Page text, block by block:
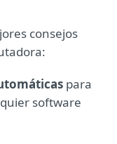
consejos
para
software